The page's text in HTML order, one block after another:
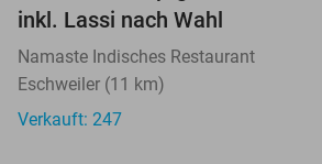
inkl. Lassi nach Wahl
Namaste Indisches Restaurant
Eschweiler (11 km)
Verkauft: 247